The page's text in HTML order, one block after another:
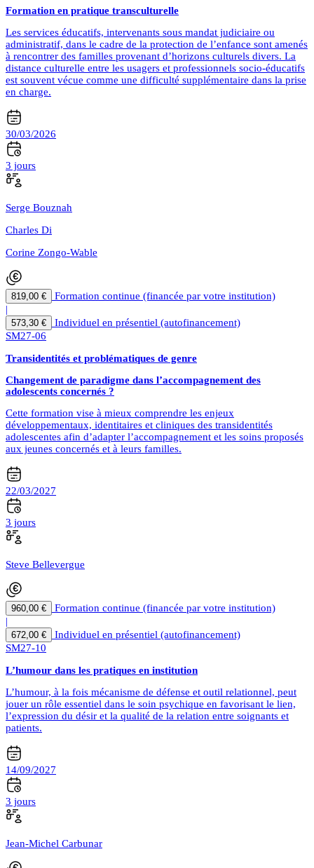
Formation en pratique transculturelle
Les services éducatifs, intervenants sous mandat judiciaire ou
administratif, dans le cadre de la protection de l’enfance sont amenés
à rencontrer des familles provenant d’horizons culturels divers. La
distance culturelle entre les usagers et professionnels socio-éducatifs
est souvent vécue comme une difficulté supplémentaire dans la prise
en charge.
30/03/2026
3 jours
Serge Bouznah
Charles Di
Corine Zongo-Wable
819,00 €
Formation continue (financée par votre institution)
|
573,30 €
Individuel en présentiel (autofinancement)
SM27-06
Transidentités et problématiques de genre
Changement de paradigme dans l’accompagnement des
adolescents concernés ?
Cette formation vise à mieux comprendre les enjeux
développementaux, identitaires et cliniques des transidentités
adolescentes afin d’adapter l’accompagnement et les soins proposés
aux jeunes concernés et à leurs familles.
22/03/2027
3 jours
Steve Bellevergue
960,00 €
Formation continue (financée par votre institution)
|
672,00 €
Individuel en présentiel (autofinancement)
SM27-10
L’humour dans les pratiques en institution
L’humour, à la fois mécanisme de défense et outil relationnel, peut
jouer un rôle essentiel dans le soin psychique en favorisant le lien,
l’expression du désir et la qualité de la relation entre soignants et
patients.
14/09/2027
3 jours
Jean-Michel Carbunar